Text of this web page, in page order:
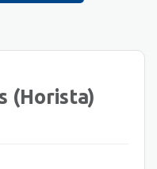
(Horista)